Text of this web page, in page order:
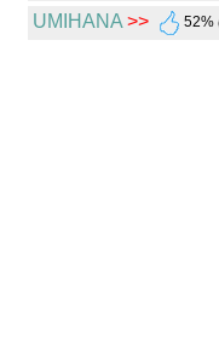
UMIHANA >> 52%